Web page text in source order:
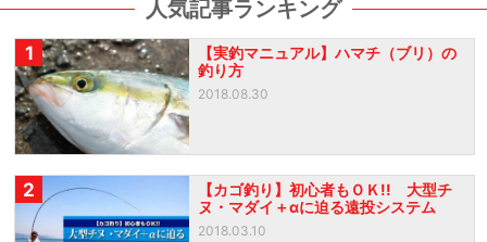
人気記事ランキング
1
【実釣マニュアル】ハマチ（ブリ）の
釣り方
2018.08.30
2
【カゴ釣り】初心者もＯＫ!! 大型チ
ヌ・マダイ＋αに迫る遠投システム
2018.03.10